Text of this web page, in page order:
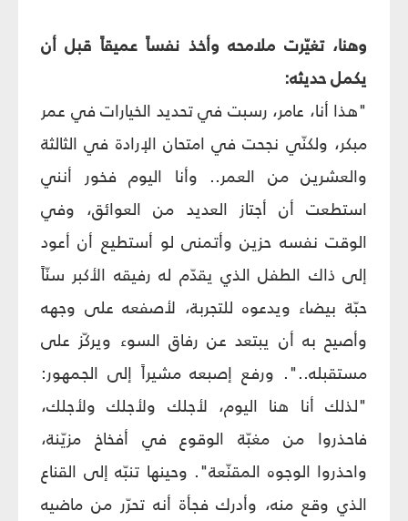
وهنا، تغيّرت ملامحه وأخذ نفساً عميقاً قبل أن
يكمل حديثه:
"هذا أنا، عامر، رسبت في تحديد الخيارات في عمر
مبكر، ولكنّي نجحت في امتحان الإرادة في الثالثة
والعشرين من العمر.. وأنا اليوم فخور أنني
استطعت أن أجتاز العديد من العوائق، وفي
الوقت نفسه حزين وأتمنى لو أستطيع أن أعود
إلى ذاك الطفل الذي يقدّم له رفيقه الأكبر سنّاً
حبّة بيضاء ويدعوه للتجربة، لأصفعه على وجهه
وأصيح به أن يبتعد عن رفاق السوء ويركّز على
مستقبله..". ورفع إصبعه مشيراً إلى الجمهور:
"لذلك أنا هنا اليوم، لأجلك ولأجلك ولأجلك،
فاحذروا من مغبّة الوقوع في أفخاخ مزيّنة،
واحذروا الوجوه المقنّعة". وحينها تنبّه إلى القناع
الذي وقع منه، وأدرك فجأة أنه تحرّر من ماضيه